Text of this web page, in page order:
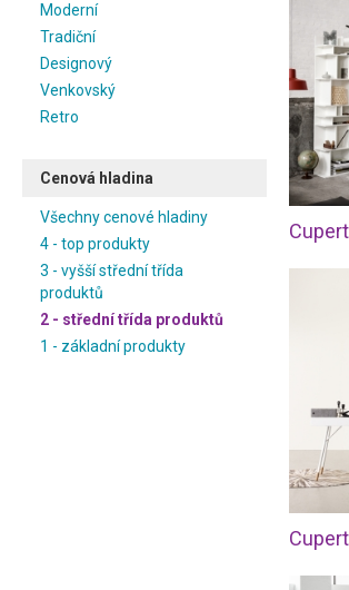
Moderní
Tradiční
Designový
Venkovský
Retro
Cenová hladina
Všechny cenové hladiny
4 - top produkty
3 - vyšší střední třída
produktů
2 - střední třída produktů
1 - základní produkty